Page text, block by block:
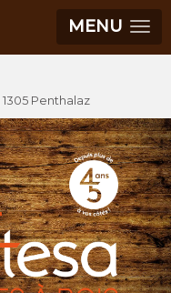
MENU
| 1305 Penthalaz